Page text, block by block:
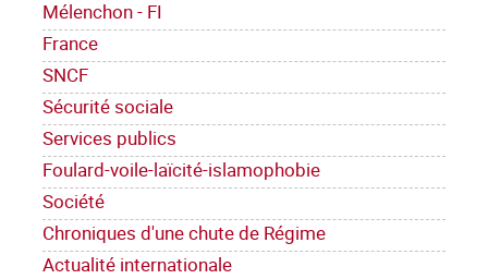
Mélenchon - FI
France
SNCF
Sécurité sociale
Services publics
Foulard-voile-laïcité-islamophobie
Société
Chroniques d'une chute de Régime
Actualité internationale